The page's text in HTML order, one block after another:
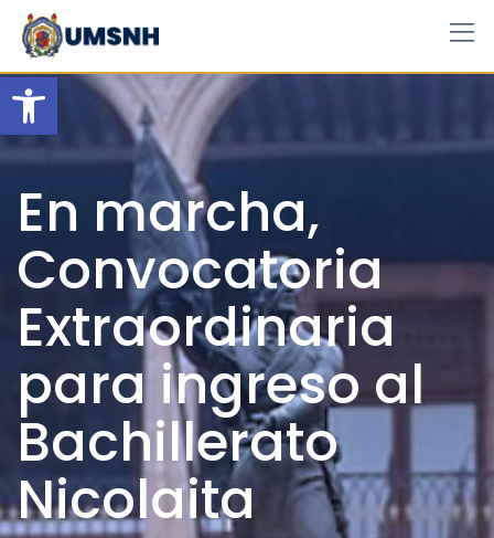
Open toolbar
Skip
content
En marcha,
Convocatoria
Extraordinaria
para ingreso al
Bachillerato
Nicolaita